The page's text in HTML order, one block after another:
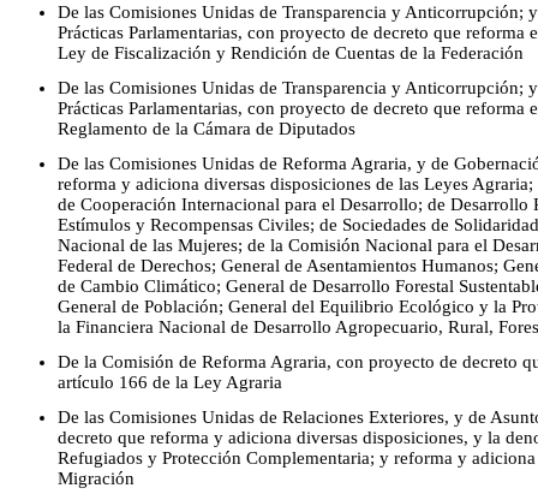
De las Comisiones Unidas de Transparencia y Anticorrupción;
Prácticas Parlamentarias, con proyecto de decreto que
Ley de Fiscalización y Rendición de Cuentas de la Federación
De las Comisiones Unidas de Transparencia y Anticorrupción;
Prácticas Parlamentarias, con proyecto de decreto que
Reglamento de la Cámara de Diputados
De las Comisiones Unidas de Reforma Agraria, y de
reforma y adiciona diversas disposiciones de las Leyes
de Cooperación Internacional para el Desarrollo; de Desarrollo
Estímulos y Recompensas Civiles; de Sociedades de
Nacional de las Mujeres; de la Comisión Nacional para el
Federal de Derechos; General de Asentamientos Humanos;
de Cambio Climático; General de Desarrollo Forestal
General de Población; General del Equilibrio Ecológico y la
la Financiera Nacional de Desarrollo Agropecuario, Rural,
De la Comisión de Reforma Agraria, con proyecto de decreto
artículo 166 de la Ley Agraria
De las Comisiones Unidas de Relaciones Exteriores, y de
decreto que reforma y adiciona diversas disposiciones, y la
Refugiados y Protección Complementaria; y reforma y
Migración